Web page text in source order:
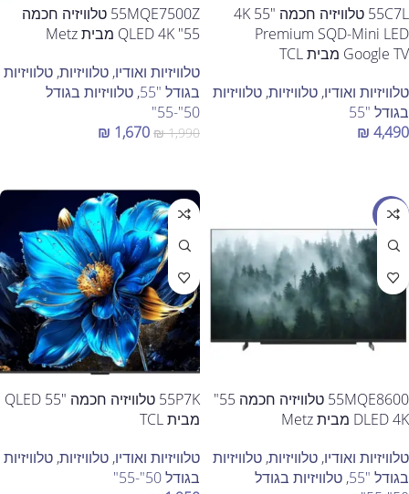
55C7L טלוויזיה חכמה "55 4K
Premium SQD-Mini LED
Google TV מבית TCL
טלוויזיות ואודיו, טלוויזיות, טלוויזיות
בגודל "55
₪ 4,490
55MQE7500Z טלוויזיה חכמה
55" QLED 4K מבית Metz
טלוויזיות ואודיו, טלוויזיות, טלוויזיות
בגודל "55
, טלוויזיות בגודל
50"-55"
₪1,990
₪ 1,670
מבצע
55MQE8600 טלוויזיה חכמה 55"
DLED 4K מבית Metz
טלוויזיות ואודיו, טלוויזיות, טלוויזיות
בגודל "55
, טלוויזיות בגודל
55P7K טלוויזיה חכמה "55 QLED
מבית TCL
טלוויזיות ואודיו, טלוויזיות, טלוויזיות
בגודל 50"-55"